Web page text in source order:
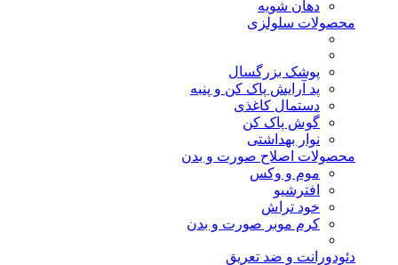
دهان شویه
محصولات سلولزی
پوشک بزرگسال
پد آرایش پاک کن و پنبه
دستمال کاغذی
گوش پاک کن
نوار بهداشتی
محصولات اصلاح صورت و بدن
موم و وکس
افترشیو
خود تراش
کرم موبر صورت و بدن
دئودورانت و ضد تعریق